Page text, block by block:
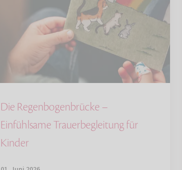
Die Regenbogenbrücke –
Einfühlsame Trauerbegleitung für
Kinder